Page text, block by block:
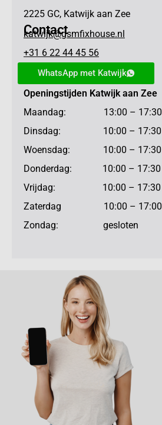
2225 GC, Katwijk aan Zee
Contact
katwijk@gsmfixhouse.nl
+31 6 22 44 45 56
WhatsApp met Katwijk
Openingstijden Katwijk aan Zee
Maandag: 13:00 – 17:30
Dinsdag: 10:00 – 17:30
Woensdag: 10:00 – 17:30
Donderdag: 10:00 – 17:30
Vrijdag: 10:00 – 17:30
Zaterdag 10:00 – 17:00
Zondag: gesloten